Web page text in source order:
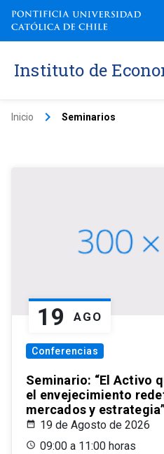
Instituto de
Inicio keyboard_arrow_right Seminarios
19 AGO
Conferencias
Seminario: “El Activo
el envejecimiento
mercados y
19 de Agosto de 2026
09:00 a 11:00 horas